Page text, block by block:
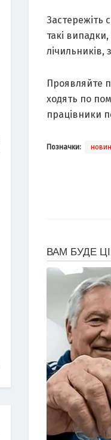
Застережіть
такі
лічильників,
Проявляйте
ходять по
працівники
Позначки: